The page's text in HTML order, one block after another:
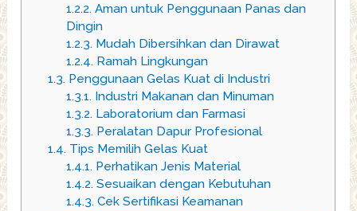
1.2.2.Aman untuk Penggunaan Panas dan
Dingin
1.2.3.Mudah Dibersihkan dan Dirawat
1.2.4.Ramah Lingkungan
1.3.Penggunaan Gelas Kuat di Industri
1.3.1.Industri Makanan dan Minuman
1.3.2.Laboratorium dan Farmasi
1.3.3.Peralatan Dapur Profesional
1.4.Tips Memilih Gelas Kuat
1.4.1.Perhatikan Jenis Material
1.4.2.Sesuaikan dengan Kebutuhan
1.4.3.Cek Sertifikasi Keamanan